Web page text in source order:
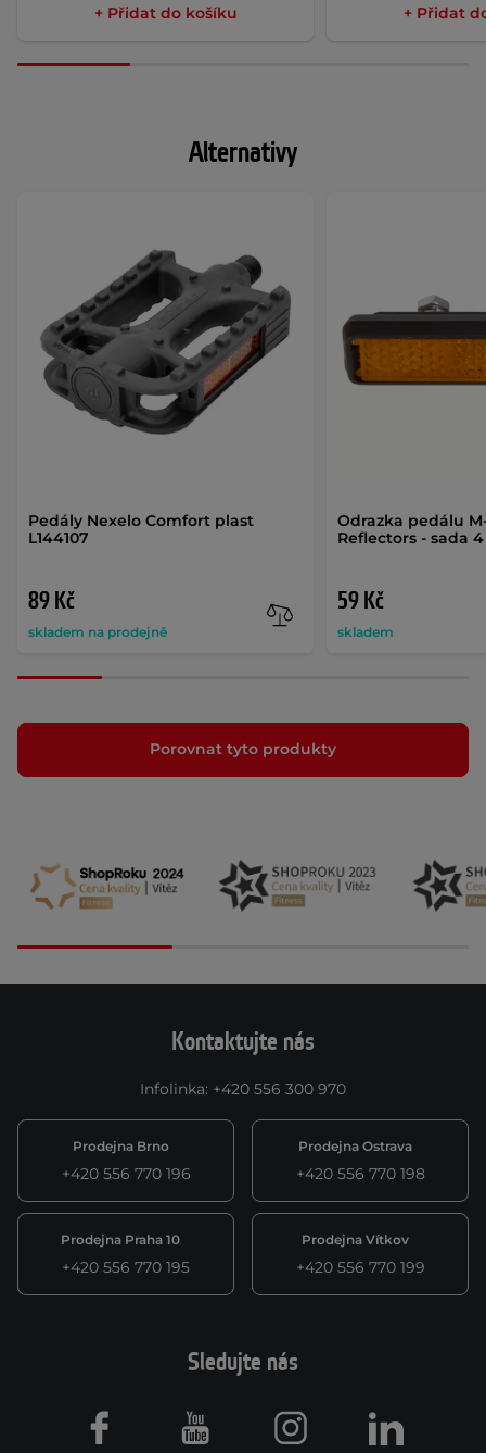
+ Přidat do košíku + Přidat
Alternativy
Pedály Nexelo Comfort plast
L144107
89 Kč
skladem na prodejně
Odrazka pedálu
Reflectors - sada
59 Kč
skladem
Porovnat tyto produkty
Kontaktujte nás
Infolinka: +420 556 300 970
Prodejna Brno
+420 556 770 196
Prodejna Ostrava
+420 556 770 198
Prodejna Praha 10
+420 556 770 195
Prodejna Vítkov
+420 556 770 199
Sledujte nás
Facebook Youtube Instagram LinkedIn